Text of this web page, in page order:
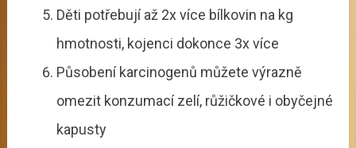
Děti potřebují až 2x více bílkovin na kg
hmotnosti, kojenci dokonce 3x více
Působení karcinogenů můžete výrazně
omezit konzumací zelí, růžičkové i obyčejné
kapusty